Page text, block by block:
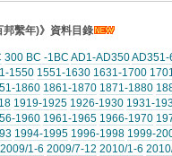
邦繫年)》資料目錄
300 BC -1BC AD1-AD350AD351-
1550 1551-1630 1631-1700
1860 1861-1870 1871-1880
1919-1925 1926-1930 1931-
1960 1961-1965 1966-1970
1994-1995 1996-1998 1999-
2009/1-6 2009/7-12 2010/1-6